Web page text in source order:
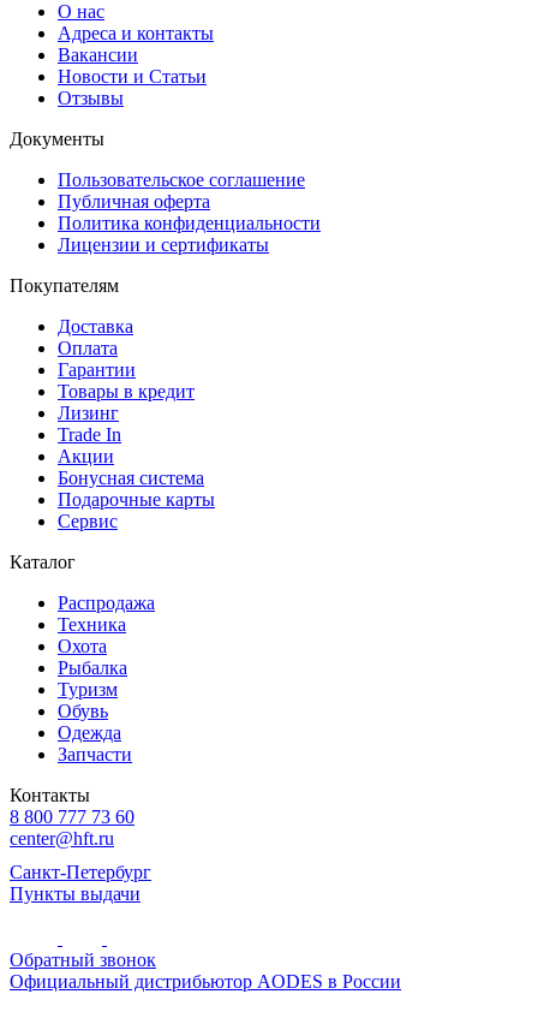
О нас
Адреса и контакты
Вакансии
Новости и Статьи
Отзывы
Документы
Пользовательское соглашение
Публичная оферта
Политика конфиденциальности
Лицензии и сертификаты
Покупателям
Доставка
Оплата
Гарантии
Товары в кредит
Лизинг
Trade In
Акции
Бонусная система
Подарочные карты
Сервис
Каталог
Распродажа
Техника
Охота
Рыбалка
Туризм
Обувь
Одежда
Запчасти
Контакты
8 800 777 73 60
center@hft.ru
Санкт-Петербург
Пункты выдачи
Обратный звонок
Официальный дистрибьютор AODES в России